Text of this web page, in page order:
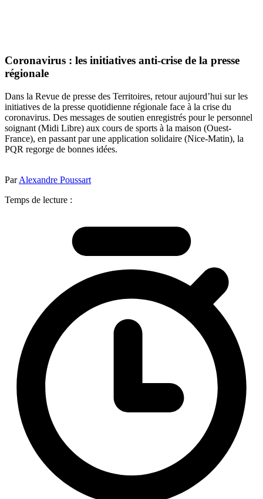
Coronavirus : les initiatives anti-crise de la presse
régionale
Dans la Revue de presse des Territoires, retour aujourd’hui sur les
initiatives de la presse quotidienne régionale face à la crise du
coronavirus. Des messages de soutien enregistrés pour le personnel
soignant (Midi Libre) aux cours de sports à la maison (Ouest-
France), en passant par une application solidaire (Nice-Matin), la
PQR regorge de bonnes idées.
ParAlexandre Poussart
Temps de lecture :